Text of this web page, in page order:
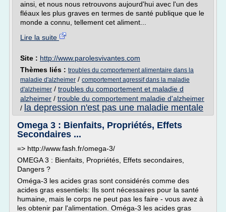
ainsi, et nous nous retrouvons aujourd'hui avec l'un des
fléaux les plus graves en termes de santé publique que le
monde a connu, tellement cet aliment...
Lire la suite
Site : http://www.parolesvivantes.com
Thèmes liés : troubles du comportement alimentaire dans la
maladie d'alzheimer / comportement agressif dans la maladie
d'alzheimer / troubles du comportement et maladie d
alzheimer / trouble du comportement maladie d'alzheimer
/ la depression n'est pas une maladie mentale
Omega 3 : Bienfaits, Propriétés, Effets
Secondaires ...
=> http://www.fash.fr/omega-3/
OMEGA 3 : Bienfaits, Propriétés, Effets secondaires,
Dangers ?
Oméga-3 les acides gras sont considérés comme des
acides gras essentiels: Ils sont nécessaires pour la santé
humaine, mais le corps ne peut pas les faire - vous avez à
les obtenir par l'alimentation. Oméga-3 les acides gras